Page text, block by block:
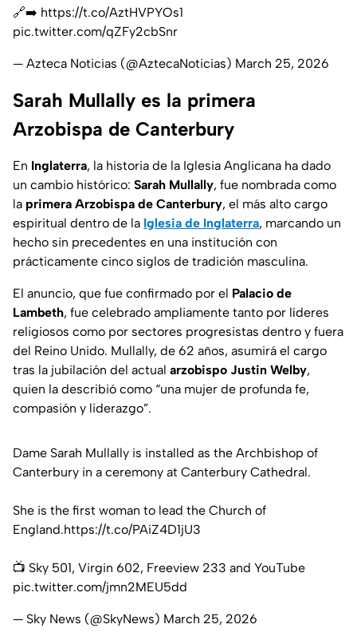
🔗➡️ https://t.co/AztHVPYOs1
pic.twitter.com/qZFy2cbSnr
— Azteca Noticias (@AztecaNoticias) March 25, 2026
Sarah Mullally es la primera
Arzobispa de Canterbury
En Inglaterra, la historia de la Iglesia Anglicana ha dado
un cambio histórico: Sarah Mullally, fue nombrada como
la primera Arzobispa de Canterbury, el más alto cargo
espiritual dentro de la Iglesia de Inglaterra, marcando un
hecho sin precedentes en una institución con
prácticamente cinco siglos de tradición masculina.
El anuncio, que fue confirmado por el Palacio de
Lambeth, fue celebrado ampliamente tanto por líderes
religiosos como por sectores progresistas dentro y fuera
del Reino Unido. Mullally, de 62 años, asumirá el cargo
tras la jubilación del actual arzobispo Justin Welby,
quien la describió como “una mujer de profunda fe,
compasión y liderazgo”.
Dame Sarah Mullally is installed as the Archbishop of
Canterbury in a ceremony at Canterbury Cathedral.
She is the first woman to lead the Church of
England.https://t.co/PAiZ4D1jU3
📺 Sky 501, Virgin 602, Freeview 233 and YouTube
pic.twitter.com/jmn2MEU5dd
— Sky News (@SkyNews) March 25, 2026